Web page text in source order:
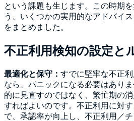
という課題も生じます。この時期
う、いくつかの実用的なアドバイ
をまとめました。
不正利用検知の設定と
最適化と保守： すでに堅牢な不正
なら、パニックになる必要はあり
的に見直すのではなく、繁忙期の
すればよいのです。不正利用に対
で、承認率が向上し、不正利用／